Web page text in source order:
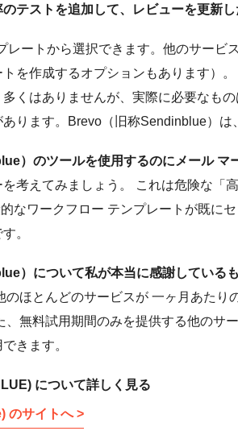
テストを追加して、レビューを更新し
レートから選択できます。他のサービ
を作成するオプションもあります）
くはありませんが、実際に必要なも
ります。Brevo（旧称Sendinblue）は
）のツールを使用するのにメール マ
考えてみましょう。 これは危険な「
なワークフロー テンプレートが既に
。
）について私が本当に感謝している
のほとんどのサービスが 一ヶ月あたり
、無料試用期間のみを提供する他のサ
きます。
について詳しく見る
のサイトへ >